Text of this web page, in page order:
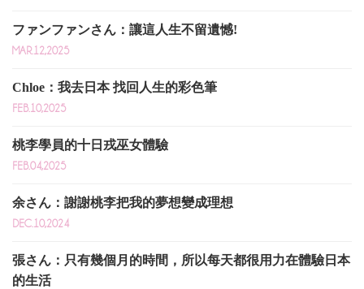
ファンファンさん：讓這人生不留遺憾!
MAR.12,2025
Chloe：我去日本 找回人生的彩色筆
FEB.10,2025
桃李學員的十日戎巫女體驗
FEB.04,2025
余さん：謝謝桃李把我的夢想變成理想
DEC.10,2024
張さん：只有幾個月的時間，所以每天都很用力在體驗日本
的生活